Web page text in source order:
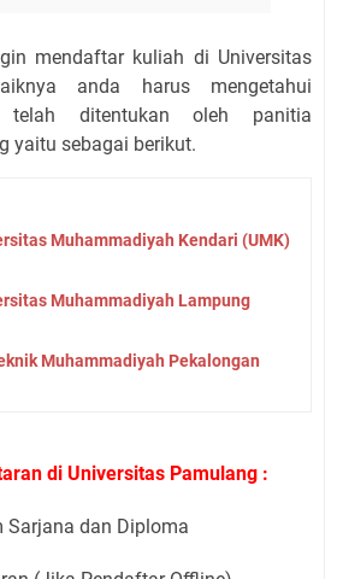
mendaftar kuliah di Universitas
anda harus mengetahui
telah ditentukan oleh panitia
yaitu sebagai berikut.
Muhammadiyah Kendari (UMK)
Muhammadiyah Lampung
Muhammadiyah Pekalongan
di Universitas Pamulang :
Sarjana dan Diploma